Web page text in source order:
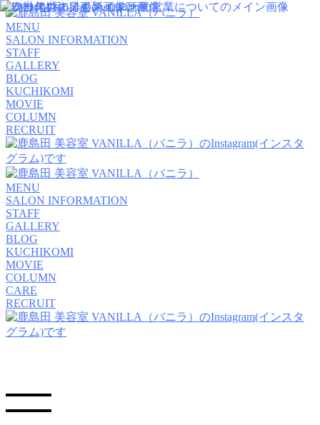
MENU
SALON INFORMATION
STAFF
GALLERY
BLOG
KUCHIKOMI
MOVIE
COLUMN
RECRUIT
MENU
SALON INFORMATION
STAFF
GALLERY
BLOG
KUCHIKOMI
MOVIE
COLUMN
CARE
RECRUIT